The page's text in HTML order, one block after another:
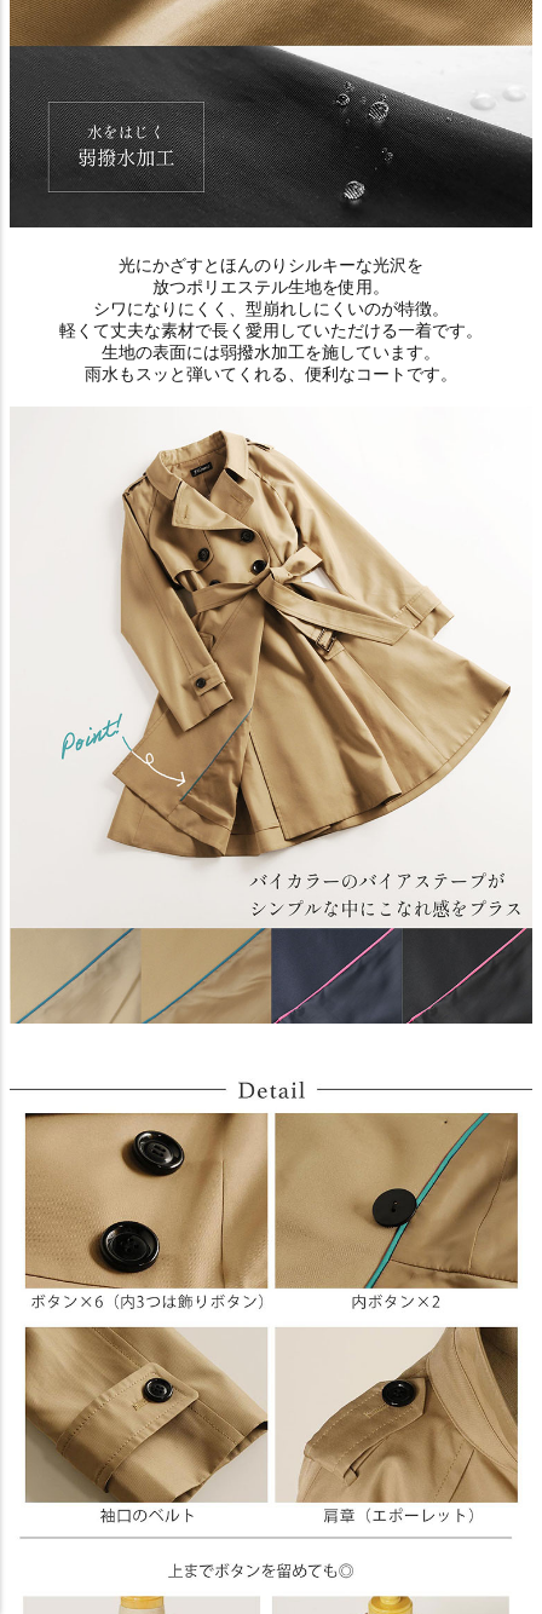
光にかざすとほんのりシルキーな光沢を
放つポリエステル生地を使用。
シワになりにくく、型崩れしにくいのが特徴。
軽くて丈夫な素材で長く愛用していただける一着です。
生地の表面には弱撥水加工を施しています。
雨水もスッと弾いてくれる、便利なコートです。